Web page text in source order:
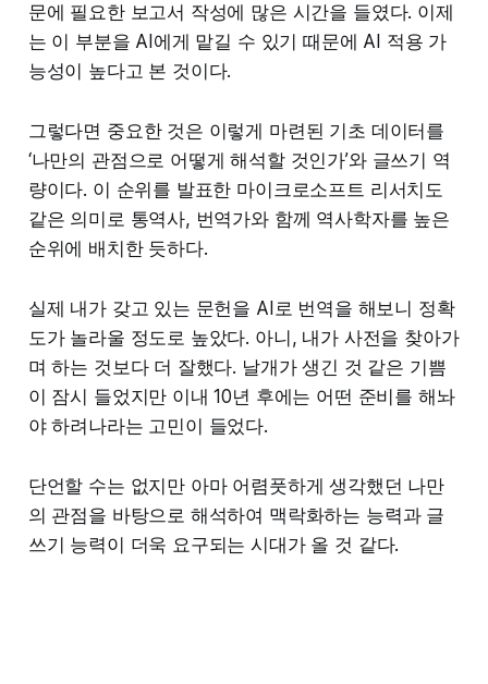
문에 필요한 보고서 작성에 많은 시간을 들였다. 이제
는 이 부분을 AI에게 맡길 수 있기 때문에 AI 적용 가
능성이 높다고 본 것이다.
그렇다면 중요한 것은 이렇게 마련된 기초 데이터를
‘나만의 관점으로 어떻게 해석할 것인가’와 글쓰기 역
량이다. 이 순위를 발표한 마이크로소프트 리서치도
같은 의미로 통역사, 번역가와 함께 역사학자를 높은
순위에 배치한 듯하다.
실제 내가 갖고 있는 문헌을 AI로 번역을 해보니 정확
도가 놀라울 정도로 높았다. 아니, 내가 사전을 찾아가
며 하는 것보다 더 잘했다. 날개가 생긴 것 같은 기쁨
이 잠시 들었지만 이내 10년 후에는 어떤 준비를 해놔
야 하려나라는 고민이 들었다.
단언할 수는 없지만 아마 어렴풋하게 생각했던 나만
의 관점을 바탕으로 해석하여 맥락화하는 능력과 글
쓰기 능력이 더욱 요구되는 시대가 올 것 같다.